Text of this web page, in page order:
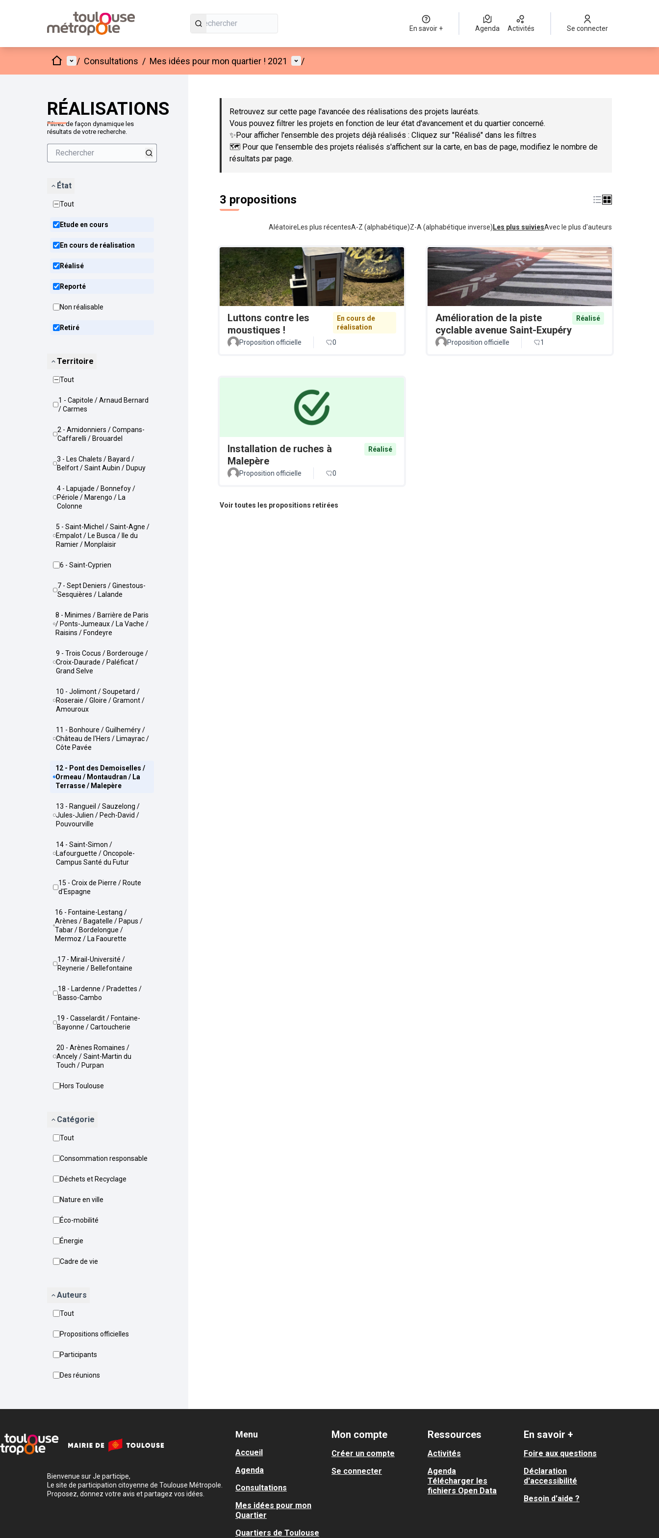
En savoir + Agenda Activités Se connecter
AccueilMenu principal
/ Consultations / Mes idées pour mon quartier ! 2021 Menu utilisateur
/
RÉALISATIONS
Filtrez de façon dynamique les
résultats de votre recherche.
État
Tout
Etude en cours
En cours de réalisation
Réalisé
Reporté
Non réalisable
Retiré
Territoire
Tout
1 - Capitole / Arnaud Bernard
/ Carmes
2 - Amidonniers / Compans-
Caffarelli / Brouardel
3 - Les Chalets / Bayard /
Belfort / Saint Aubin / Dupuy
4 - Lapujade / Bonnefoy /
Périole / Marengo / La
Colonne
5 - Saint-Michel / Saint-Agne /
Empalot / Le Busca / Ile du
Ramier / Monplaisir
6 - Saint-Cyprien
7 - Sept Deniers / Ginestous-
Sesquières / Lalande
8 - Minimes / Barrière de Paris
/ Ponts-Jumeaux / La Vache /
Raisins / Fondeyre
9 - Trois Cocus / Borderouge /
Croix-Daurade / Paléficat /
Grand Selve
10 - Jolimont / Soupetard /
Roseraie / Gloire / Gramont /
Amouroux
11 - Bonhoure / Guilheméry /
Château de l'Hers / Limayrac /
Côte Pavée
12 - Pont des Demoiselles /
Ormeau / Montaudran / La
Terrasse / Malepère
13 - Rangueil / Sauzelong /
Jules-Julien / Pech-David /
Pouvourville
14 - Saint-Simon /
Lafourguette / Oncopole-
Campus Santé du Futur
15 - Croix de Pierre / Route
d'Espagne
16 - Fontaine-Lestang /
Arènes / Bagatelle / Papus /
Tabar / Bordelongue /
Mermoz / La Faourette
17 - Mirail-Université /
Reynerie / Bellefontaine
18 - Lardenne / Pradettes /
Basso-Cambo
19 - Casselardit / Fontaine-
Bayonne / Cartoucherie
20 - Arènes Romaines /
Ancely / Saint-Martin du
Touch / Purpan
Hors Toulouse
Catégorie
Tout
Consommation responsable
Déchets et Recyclage
Nature en ville
Éco-mobilité
Énergie
Cadre de vie
Auteurs
Tout
Propositions officielles
Participants
Des réunions
Passer la carte
Retrouvez sur cette page l'avancée des réalisations des projets lauréats.
Vous pouvez filtrer les projets en fonction de leur état d'avancement et du quartier concerné.
✨Pour afficher l'ensemble des projets déjà réalisés : Cliquez sur "Réalisé" dans les filtres
🗺️ Pour que l'ensemble des projets réalisés s'affichent sur la carte, en bas de page, modifiez le nombre de
résultats par page.
3 propositions
Aléatoire Les plus récentesA-Z (alphabétique)Z-A (alphabétique inverse) Les plus suiviesAvec le plus d'auteurs
Luttons contre les
moustiques !
En cours de
réalisation
Proposition officielle
0
Amélioration de la piste
cyclable avenue Saint-Exupéry
Réalisé
Proposition officielle 1
Installation de ruches à
Malepère
Réalisé
Proposition officielle 0
Voir toutes les propositions retirées
Bienvenue sur Je participe,
Le site de participation citoyenne de Toulouse Métropole.
Proposez, donnez votre avis et partagez vos idées.
Menu
Accueil
Agenda
Consultations
Mes idées pour mon
Quartier
Quartiers de Toulouse
Mon compte
Créer un compte
Se connecter
Ressources
Activités
Agenda
Télécharger les
fichiers Open Data
En savoir +
Foire aux questions
Déclaration
d'accessibilité
Besoin d'aide ?